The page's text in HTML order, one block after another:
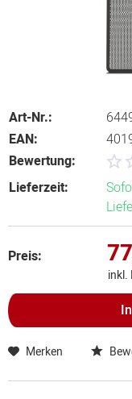
Art-Nr.:
EAN:
Bewertung:
Lieferzeit:
Preis:
inkl.
Merken